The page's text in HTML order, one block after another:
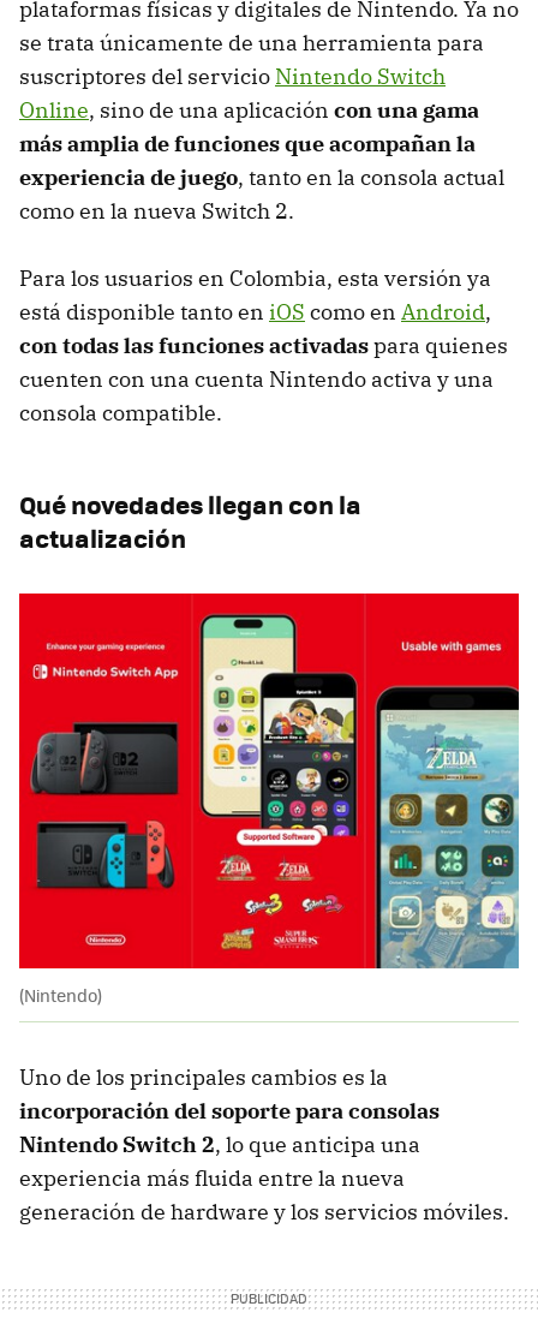
plataformas físicas y digitales de Nintendo. Ya no
se trata únicamente de una herramienta para
suscriptores del servicio Nintendo Switch
Online, sino de una aplicación con una gama
más amplia de funciones que acompañan la
experiencia de juego, tanto en la consola actual
como en la nueva Switch 2.
Para los usuarios en Colombia, esta versión ya
está disponible tanto en iOS como en Android,
con todas las funciones activadaspara quienes
cuenten con una cuenta Nintendo activa y una
consola compatible.
Qué novedades llegan con la
actualización
(Nintendo)
Uno de los principales cambios es la
incorporación del soporte para consolas
Nintendo Switch 2, lo que anticipa una
experiencia más fluida entre la nueva
generación de hardware y los servicios móviles.